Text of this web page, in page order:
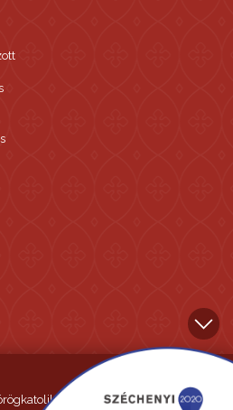
Hittudományi Főiskola